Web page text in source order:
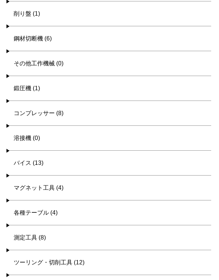
削り盤 (1)
鋼材切断機 (6)
その他工作機械 (0)
鍛圧機 (1)
コンプレッサー (8)
溶接機 (0)
バイス (13)
マグネット工具 (4)
各種テーブル (4)
測定工具 (8)
ツーリング・切削工具 (12)